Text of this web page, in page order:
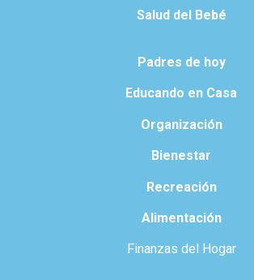
Salud del Bebé
Padres de hoy
Educando en Casa
Organización
Bienestar
Recreación
Alimentación
Finanzas del Hogar